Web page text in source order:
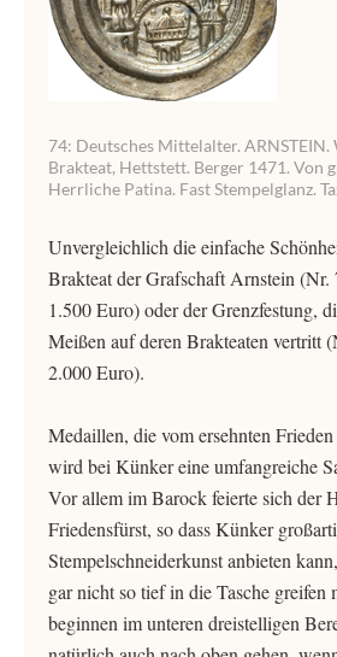
74: Deutsches Mittelalter. ARNSTEIN.
Brakteat, Hettstett. Berger 1471. Von
Herrliche Patina. Fast Stempelglanz.
Unvergleichlich die einfache
Brakteat der Grafschaft Arnstein (Nr.
1.500 Euro) oder der Grenzfestung,
Meißen auf deren Brakteaten vertritt
2.000 Euro).
Medaillen, die vom ersehnten
wird bei Künker eine umfangreiche
Vor allem im Barock feierte sich der
Friedensfürst, so dass Künker
Stempelschneiderkunst anbieten
gar nicht so tief in die Tasche greifen
beginnen im unteren dreistelligen